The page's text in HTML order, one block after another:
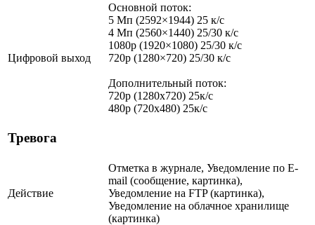
Цифровой выход
Основной поток:
5 Мп (2592×1944) 25 к/с
4 Мп (2560×1440) 25/30 к/с
1080p (1920×1080) 25/30 к/с
720p (1280×720) 25/30 к/с
Дополнительный поток:
720p (1280x720) 25к/с
480p (720х480) 25к/с
Тревога
Действие
Отметка в журнале, Уведомление по E-
mail (сообщение, картинка),
Уведомление на FTP (картинка),
Уведомление на облачное хранилище
(картинка)